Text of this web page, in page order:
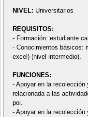
NIVEL: Universitarios
REQUISITOS:
- Formación: estudiante
- Conocimientos básicos:
excel) (nivel intermedio).
FUNCIONES:
- Apoyar en la
relacionada a las
poi.
- Apoyar en la